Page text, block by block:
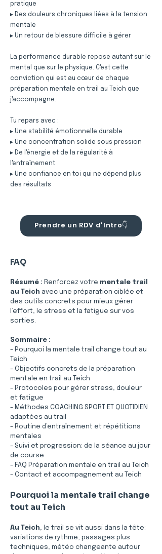
pratique
▸ Des douleurs chroniques liées à la tension
mentale
▸ Un retour de blessure difficile à gérer
La performance durable repose autant sur le
mental que sur le physique. C'est cette
conviction qui est au cœur de chaque
préparation mentale en trail au Teich que
j'accompagne.
Tu repars avec :
▸ Une stabilité émotionnelle durable
▸ Une concentration solide sous pression
▸ De l'énergie et de la régularité à
l'entraînement
▸ Une confiance en toi qui ne dépend plus
des résultats
Prendre un RDV d'Intro👇
FAQ
Résumé : Renforcez votre mentale trail
au Teich avec une préparation ciblée et
des outils concrets pour mieux gérer
l’effort, le stress et la fatigue sur vos
sorties.
Sommaire :
- Pourquoi la mentale trail change tout au
Teich
- Objectifs concrets de la préparation
mentale en trail au Teich
- Protocoles pour gérer stress, douleur
et fatigue
- Méthodes COACHING SPORT ET QUOTIDIEN
adaptées au trail
- Routine d’entraînement et répétitions
mentales
- Suivi et progression: de la séance au jour
de course
- FAQ Préparation mentale en trail au Teich
- Contact et accompagnement au Teich
Pourquoi la mentale trail change
tout au Teich
Au Teich, le trail se vit aussi dans la tête:
variations de rythme, passages plus
techniques, météo changeante autour